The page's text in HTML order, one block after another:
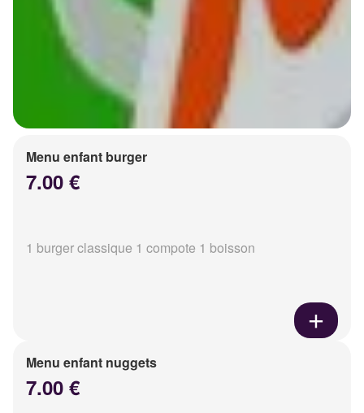
Menu enfant burger
7.00 €
1 burger classique 1 compote 1 boisson
Menu enfant nuggets
7.00 €